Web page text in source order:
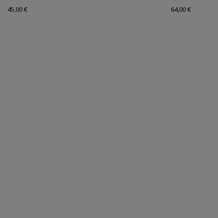
Prix
45,00 €
Prix
64,00 €